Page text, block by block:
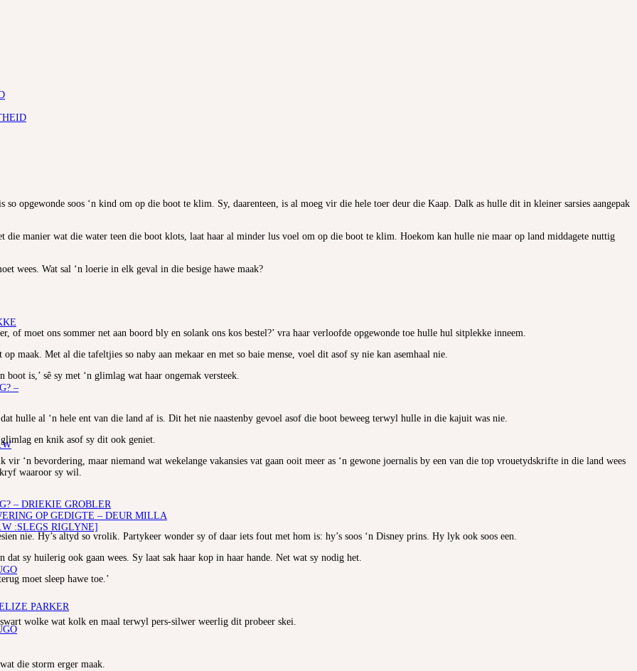
–
– DRIEKIE GROBLER
OP GEDIGTE – DEUR MILLA
:SLEGS RIGLYNE]
PARKER
opgewonde soos ‘n kind om op die boot te klim. Sy, daarenteen, is al moeg vir die hele toer deur die Kaap. Dalk as hulle dit in kleiner sarsies aangepak
die manier wat die water teen die boot klots, laat haar al minder lus voel om op die boot te klim. Hoekom kan hulle nie maar op land middagete nuttig
wees. Wat sal ‘n loerie in elk geval in die besige hawe maak?
of moet ons sommer net aan boord bly en solank ons kos bestel?’ vra haar verloofde opgewonde toe hulle hul sitplekke inneem.
maak. Met al die tafeltjies so naby aan mekaar en met so baie mense, voel dit asof sy nie kan asemhaal nie.
boot is,’ sê sy met ‘n glimlag wat haar ongemak versteek.
hulle al ‘n hele ent van die land af is. Dit het nie naastenby gevoel asof die boot beweeg terwyl hulle in die kajuit was nie.
en knik asof sy dit ook geniet.
‘n bevordering, maar niemand wat wekelange vakansies vat gaan ooit meer as ‘n gewone joernalis by een van die top vrouetydskrifte in die land wees
waaroor sy wil.
nie. Hy’s altyd so vrolik. Partykeer wonder sy of daar iets fout met hom is: hy’s soos ‘n Disney prins. Hy lyk ook soos een.
sy huilerig ook gaan wees. Sy laat sak haar kop in haar hande. Net wat sy nodig het.
moet sleep hawe toe.’
wolke wat kolk en maal terwyl pers-silwer weerlig dit probeer skei.
die storm erger maak.